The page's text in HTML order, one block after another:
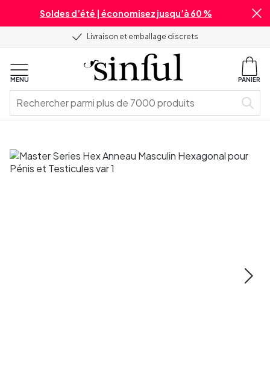
Soldes d’été | économisez jusqu’à 60 %
Livraison et emballage discrets
MENU PANIER